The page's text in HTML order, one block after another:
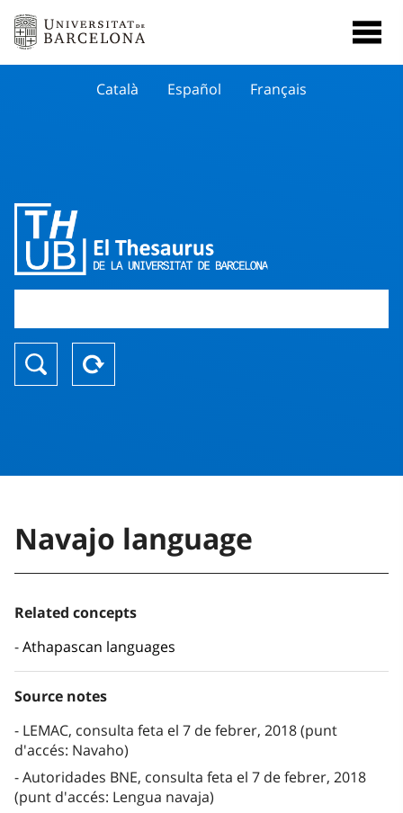
Català Español Français
Navajo language
Related concepts
Athapascan languages
Source notes
LEMAC, consulta feta el 7 de febrer, 2018 (punt
d'accés: Navaho)
Autoridades BNE, consulta feta el 7 de febrer, 2018
(punt d'accés: Lengua navaja)